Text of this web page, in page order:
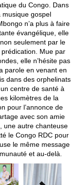
du Congo. Dans
musique gospel
n’a plus à faire
évangélique, elle
seulement par le
Mue par
elle n’hésite pas
parole en venant en
dans des orphelinats
centre de santé à
kilomètres de la
pour l’annonce de
avec son amie
une autre chanteuse
le Congo RDC pour
le même message
et au-delà.